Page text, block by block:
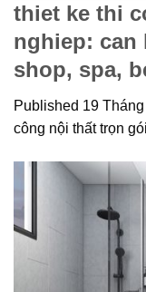
thiet ke thi
nghiep: can
shop, spa,
Published 19
công nội thất trọn